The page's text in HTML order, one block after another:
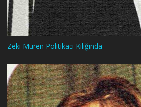
Zeki Müren Politikacı Kılığında